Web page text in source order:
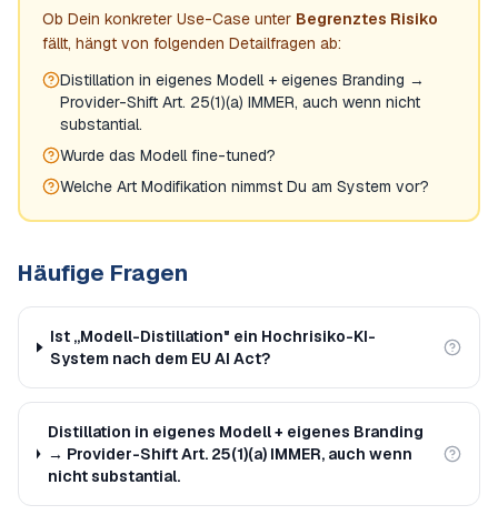
Ob Dein konkreter Use-Case unter Begrenztes Risiko
fällt, hängt von folgenden Detailfragen ab:
Distillation in eigenes Modell + eigenes Branding →
Provider-Shift Art. 25(1)(a) IMMER, auch wenn nicht
substantial.
Wurde das Modell fine-tuned?
Welche Art Modifikation nimmst Du am System vor?
Häufige Fragen
Ist „Modell-Distillation" ein Hochrisiko-KI-
System nach dem EU AI Act?
Distillation in eigenes Modell + eigenes Branding
→ Provider-Shift Art. 25(1)(a) IMMER, auch wenn
nicht substantial.